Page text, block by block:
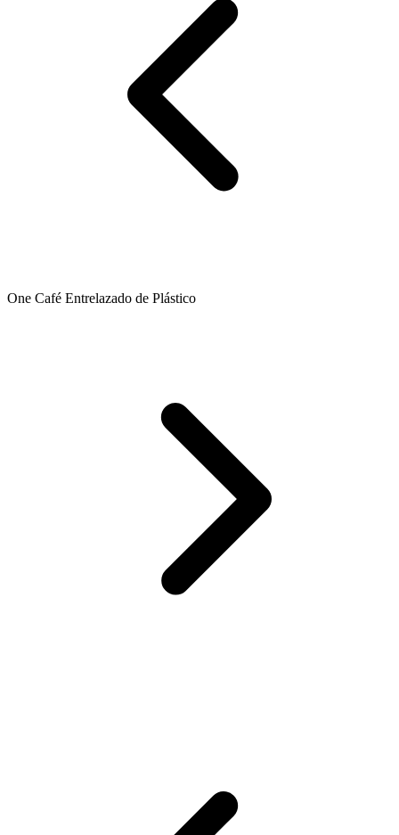
One Café Entrelazado de Plástico